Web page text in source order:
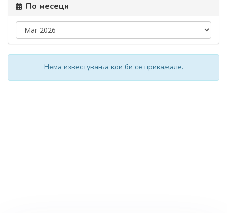
По месеци
Нема известувања кои би се прикажале.